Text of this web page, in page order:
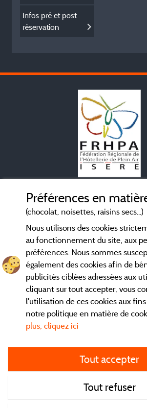
Infos pré et post
réservation
Conditions générales
Contact
CGV
Les meilleurscampings en Isère.
adhérents et découvrez nos meilleures
la chaine des Belledones, en Chartreuse,
directement ici en ligne avant de contacter
Faites vous votre propre idée du camping,
avec club enfants, avec vos animaux de
ou dans un mobil
Préférences en
(chocolat, noisettes, raisins secs...)
Nous utilisons des cookies
au fonctionnement du site, aux
préférences. Nous sommes
également des cookies afin de
publicités ciblées adressées aux
cliquant sur tout accepter, vous
l'utilisation de ces cookies aux
notre politique en matière de
plus, cliquez ici
Tout accepter
Tout refuser